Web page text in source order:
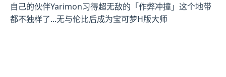
自己的伙伴Yarimon习得超无敌的「作弊冲撞」这个地带
都不独样了...无与伦比后成为宝可梦H版大师